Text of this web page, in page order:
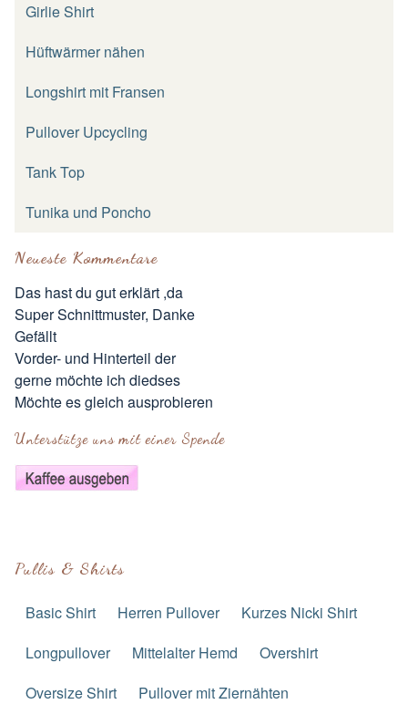
Girlie Shirt
Hüftwärmer nähen
Longshirt mit Fransen
Pullover Upcycling
Tank Top
Tunika und Poncho
Neueste Kommentare
Das hast du gut erklärt ,da
Super Schnittmuster, Danke
Gefällt
Vorder- und Hinterteil der
gerne möchte ich diedses
Möchte es gleich ausprobieren
Unterstütze uns mit einer Spende
Pullis & Shirts
Basic Shirt Herren Pullover
Kurzes Nicki Shirt
Longpullover
Mittelalter Hemd
Overshirt
Oversize Shirt
Pullover mit Ziernähten